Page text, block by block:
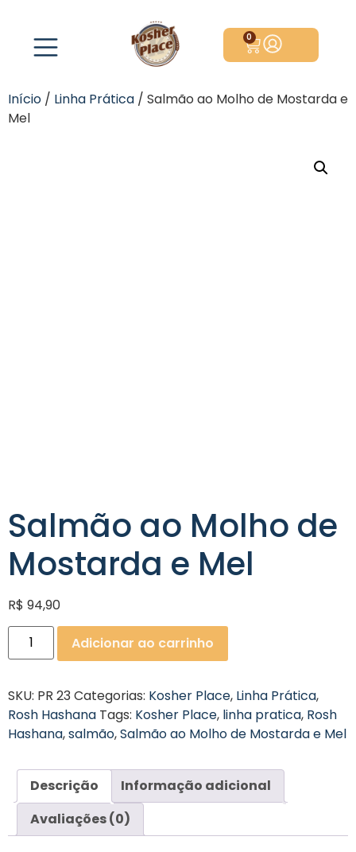
0
Início / Linha Prática / Salmão ao Molho de Mostarda e
Mel
Salmão ao Molho de
Mostarda e Mel
R$ 94,90
Adicionar ao carrinho
SKU: PR 23Categorias: Kosher Place, Linha Prática,
Rosh Hashana Tags: Kosher Place, linha pratica, Rosh
Hashana,salmão,Salmão ao Molho de Mostarda e Mel
Descrição
Informação adicional
Avaliações (0)